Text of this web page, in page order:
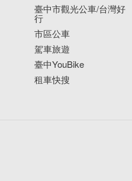
臺中市觀光公車/台灣好
行
市區公車
駕車旅遊
臺中YouBike
租車快搜